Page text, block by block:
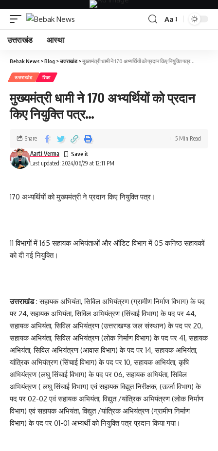
Aa
उत्तराखंड आस्था
Bebak News >Blog >उत्तराखंड>मुख्यमंत्री धामी ने 170 अभ्यर्थियों को प्रदान किए नियुक्ति पत्र…
उत्तराखंड शिक्षा
मुख्यमंत्री धामी ने 170 अभ्यर्थियों को प्रदान
किए नियुक्ति पत्र…
Last updated: 2024/06/29 at 12:11 PM
Aarti Verma
Share 5 Min Read
170 अभ्यर्थियों को मुख्यमंत्री ने प्रदान किए नियुक्ति पत्र।
11 विभागों में 165 सहायक अभियंताओं और ऑडिट विभाग में 05 कनिष्ठ सहायकों
को दी गई नियुक्ति।
उत्तराखंड: सहायक अभियंता, सिविल अभियंत्रण (ग्रामीण निर्माण विभाग) के पद
पर 24, सहायक अभियंता, सिविल अभियंत्रण (सिंचाई विभाग) के पद पर 44,
सहायक अभियंता, सिविल अभियंत्रण (उत्तराखण्ड जल संस्थान) के पद पर 20,
सहायक अभियंता, सिविल अभियंत्रण (लोक निर्माण विभाग) के पद पर 41, सहायक
अभियंता, सिविल अभियंत्रण (आवास विभाग) के पद पर 14, सहायक अभियंता,
यांत्रिक अभियंत्रण (सिंचाई विभाग) के पद पर 10, सहायक अभियंता, कृषि
अभियंत्रण (लघु सिंचाई विभाग) के पद पर 06, सहायक अभियंता, सिविल
अभियंत्रण ( लघु सिंचाई विभाग) एवं सहायक विद्युत निरीक्षक, (ऊर्जा विभाग) के
पद पर 02-02 एवं सहायक अभियंता, विद्युत /यांत्रिक अभियंत्रण (लोक निर्माण
विभाग) एवं सहायक अभियंता, विद्युत /यांत्रिक अभियंत्रण (ग्रामीण निर्माण
विभाग) के पद पर 01-01 अभ्यर्थी को नियुक्ति पत्र प्रदान किया गया।